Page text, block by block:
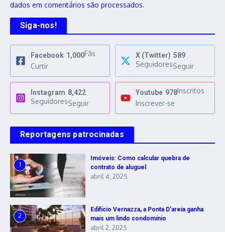
dados em comentários são processados.
Siga-nos!
Facebook 1,000Fãs
Curtir
X (Twitter) 589
SeguidoresSeguir
Instagram 8,422
SeguidoresSeguir
Youtube 978Inscritos
Inscrever-se
Reportagens patrocinadas
1
Imóveis: Como calcular quebra de
contrato de aluguel
abril 4, 2025
2
Edifício Vernazza, a Ponta D’areia ganha
mais um lindo condomínio
abril 2, 2025